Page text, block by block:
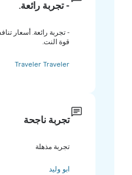
- تجربة رائعة.
- تجربة رائعة. أسعار تنافسية.
قوة النت.
Traveler Traveler
تجربة ناجحة
تجربة مذهلة